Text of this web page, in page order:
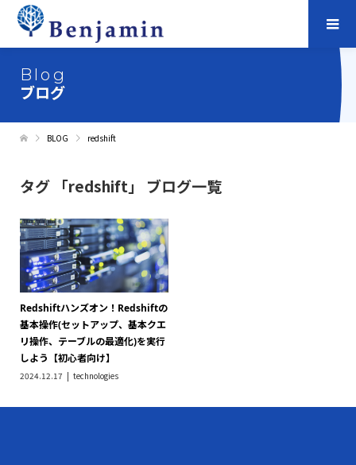
Blog
ブログ
BLOG redshift
タグ 「redshift」 ブログ一覧
Redshiftハンズオン！Redshiftの
基本操作(セットアップ、基本クエ
リ操作、テーブルの最適化)を実行
しよう【初心者向け】
2024.12.17 technologies